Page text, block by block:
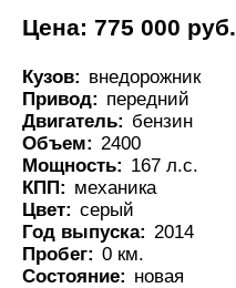
Цена: 775 000 руб.
Кузов: внедорожник
Привод: передний
Двигатель: бензин
Объем: 2400
Мощность: 167 л.с.
КПП: механика
Цвет: серый
Год выпуска: 2014
Пробег: 0 км.
Состояние: новая